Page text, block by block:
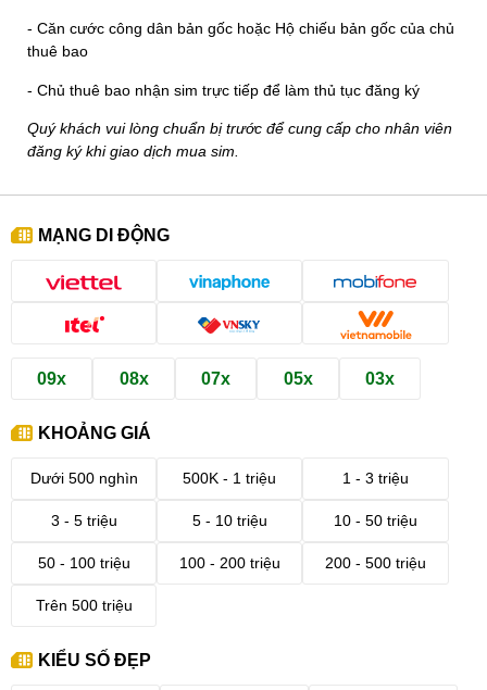
- Căn cước công dân bản gốc hoặc Hộ chiếu bản gốc của chủ
thuê bao
- Chủ thuê bao nhận sim trực tiếp để làm thủ tục đăng ký
Quý khách vui lòng chuẩn bị trước để cung cấp cho nhân viên
đăng ký khi giao dịch mua sim.
MẠNG DI ĐỘNG
09x 08x 07x 05x 03x
KHOẢNG GIÁ
Dưới 500 nghìn 500K - 1 triệu 1 - 3 triệu
3 - 5 triệu 5 - 10 triệu 10 - 50 triệu
50 - 100 triệu 100 - 200 triệu 200 - 500 triệu
Trên 500 triệu
KIỂU SỐ ĐẸP